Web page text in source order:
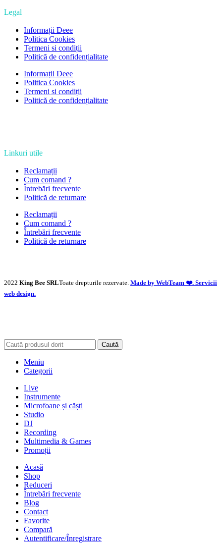
Legal
Informații Deee
Politica Cookies
Termeni si condiții
Politică de confidențialitate
Informații Deee
Politica Cookies
Termeni si condiții
Politică de confidențialitate
Linkuri utile
Reclamații
Cum comand ?
Întrebări frecvente
Politică de returnare
Reclamații
Cum comand ?
Întrebări frecvente
Politică de returnare
2022 King Bee SRLToate drepturile rezervate. Made by WebTeam ❤️. Servicii
web design.
Caută
Meniu
Categorii
Live
Instrumente
Microfoane și căști
Studio
DJ
Recording
Multimedia & Games
Promoții
Acasă
Shop
Reduceri
Întrebări frecvente
Blog
Contact
Favorite
Compară
Autentificare/Înregistrare